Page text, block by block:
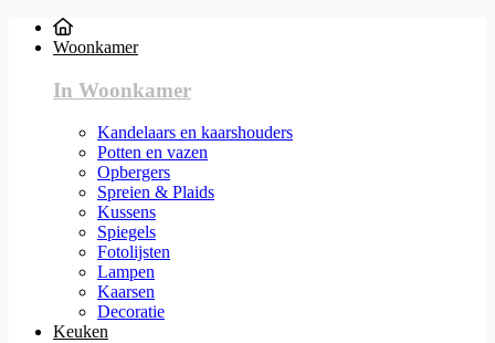
Woonkamer
In Woonkamer
Kandelaars en kaarshouders
Potten en vazen
Opbergers
Spreien & Plaids
Kussens
Spiegels
Fotolijsten
Lampen
Kaarsen
Decoratie
Keuken